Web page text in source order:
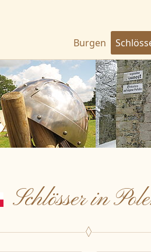
Burgen
Schlösser in